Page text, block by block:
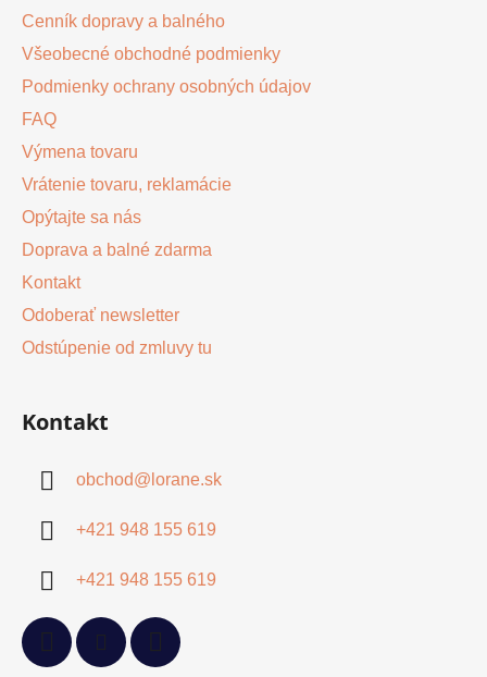
Cenník dopravy a balného
Všeobecné obchodné podmienky
Podmienky ochrany osobných údajov
FAQ
Výmena tovaru
Vrátenie tovaru, reklamácie
Opýtajte sa nás
Doprava a balné zdarma
Kontakt
Odoberať newsletter
Odstúpenie od zmluvy tu
Kontakt
obchod@ lorane.sk
+421 948 155 619
+421 948 155 619